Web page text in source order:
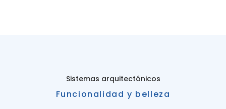
Sistemas arquitectónicos
Funcionalidad y belleza